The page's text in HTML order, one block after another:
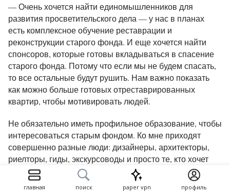
— Очень хочется найти единомышленников для
развития просветительского дела — у нас в планах
есть комплексное обучение реставрации и
реконструкции старого фонда. И еще хочется найти
спонсоров, которые готовы вкладываться в спасение
старого фонда. Потому что если мы не будем спасать,
то все остальные будут рушить. Нам важно показать
как можно больше готовых отреставрированных
квартир, чтобы мотивировать людей.
Не обязательно иметь профильное образование, чтобы
интересоваться старым фондом. Ко мне приходят
совершенно разные люди: дизайнеры, архитекторы,
риелторы, гиды, экскурсоводы и просто те, кто хочет
развиваться в этой теме. Она так или иначе касается
нас всех: просто кого-то практически, а кого-то — на
главная поиск paper vpn профиль